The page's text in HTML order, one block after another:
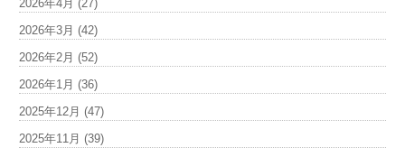
2026年4月 (27)
2026年3月 (42)
2026年2月 (52)
2026年1月 (36)
2025年12月 (47)
2025年11月 (39)